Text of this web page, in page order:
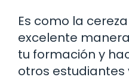
Es como la
excelente
tu formación y
otros estudiantes